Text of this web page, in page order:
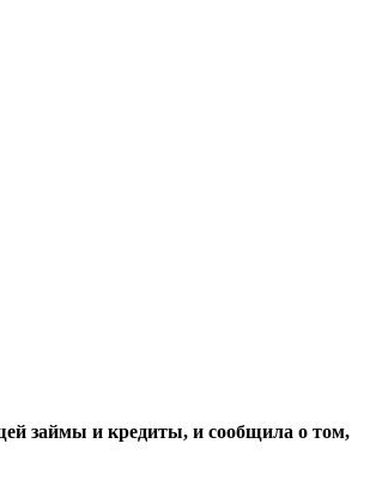
займы и кредиты, и сообщила о том,